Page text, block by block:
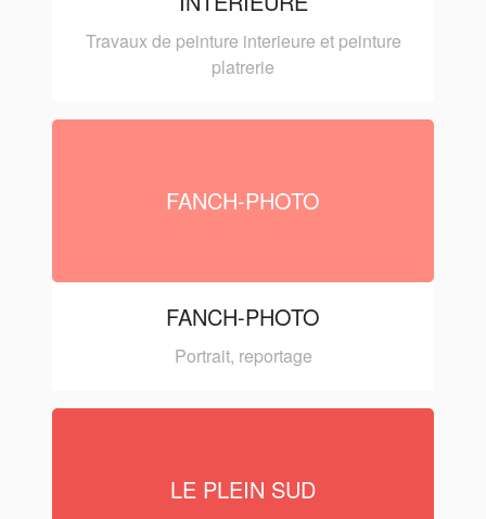
Travaux de peinture interieure et peinture
platrerie
FANCH-PHOTO
FANCH-PHOTO
Portrait, reportage
LE PLEIN SUD